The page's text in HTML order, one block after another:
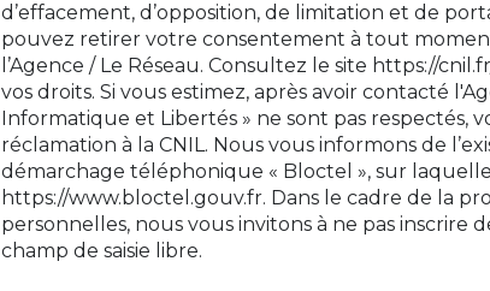
d’effacement, d’opposition, de limitation et de
pouvez retirer votre consentement à tout
l’Agence / Le Réseau. Consultez le site https://
vos droits. Si vous estimez, après avoir contacté
Informatique et Libertés » ne sont pas respectés,
réclamation à la CNIL. Nous vous informons de
démarchage téléphonique « Bloctel », sur
https://www.bloctel.gouv.fr. Dans le cadre de la
personnelles, nous vous invitons à ne pas inscrire
champ de saisie libre.